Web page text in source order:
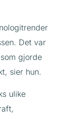
Det var
gjorde
sier hun.
ulike